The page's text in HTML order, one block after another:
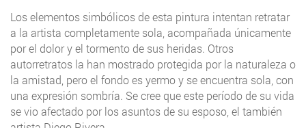
Los elementos simbólicos de esta pintura intentan retratar
a la artista completamente sola, acompañada únicamente
por el dolor y el tormento de sus heridas. Otros
autorretratos la han mostrado protegida por la naturaleza o
la amistad, pero el fondo es yermo y se encuentra sola, con
una expresión sombría. Se cree que este período de su vida
se vio afectado por los asuntos de su esposo, el también